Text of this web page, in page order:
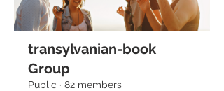
transylvanian-book
Group
Public · 82 members